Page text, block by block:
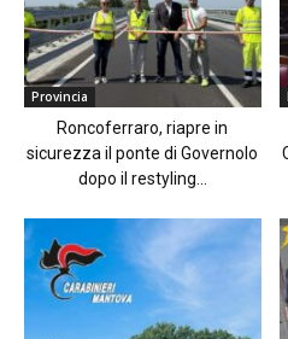
Provincia
Roncoferraro, riapre in
sicurezza il ponte di Governolo
dopo il restyling...